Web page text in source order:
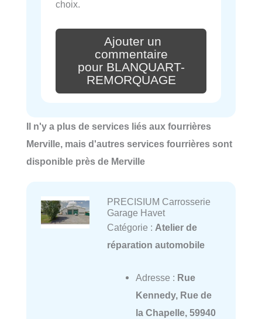
choix.
Ajouter un
commentaire
pour BLANQUART-
REMORQUAGE
Il n'y a plus de services liés aux fourrières
Merville, mais d'autres services fourrières sont
disponible près de Merville
PRECISIUM Carrosserie
Garage Havet
Catégorie : Atelier de
réparation automobile
Adresse : Rue
Kennedy, Rue de
la Chapelle, 59940